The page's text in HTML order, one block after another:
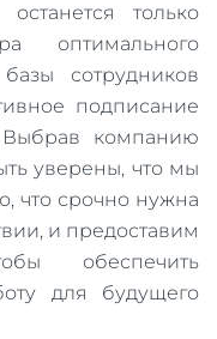
только
оптимального
сотрудников
подписание
компанию
уверены, что мы
что срочно нужна
и предоставим
обеспечить
для будущего